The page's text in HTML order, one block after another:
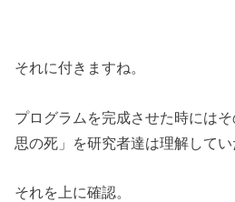
それに付きますね。
プログラムを完成させた時には
思の死」を研究者達は理解してい
それを上に確認。